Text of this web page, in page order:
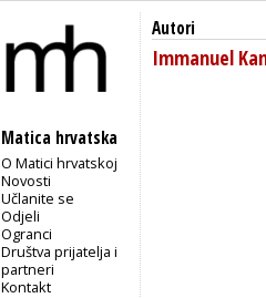
Matica hrvatska
O Matici hrvatskoj
Novosti
Učlanite se
Odjeli
Ogranci
Društva prijatelja i
partneri
Kontakt
Autori
Immanuel